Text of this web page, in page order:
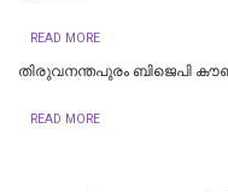
READ MORE
തിരുവനന്തപുരം ബിജെപി
READ MORE